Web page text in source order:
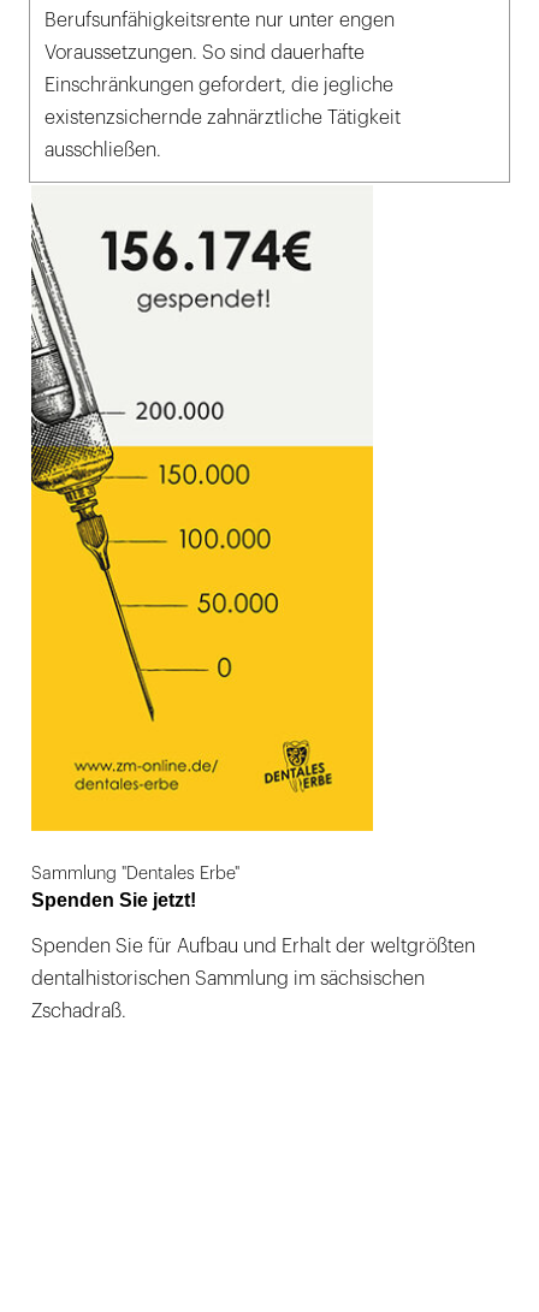
Berufsunfähigkeitsrente nur unter engen
Voraussetzungen. So sind dauerhafte
Einschränkungen gefordert, die jegliche
existenzsichernde zahnärztliche Tätigkeit
ausschließen.
Sammlung "Dentales Erbe"
Spenden Sie jetzt!
Spenden Sie für Aufbau und Erhalt der weltgrößten
dentalhistorischen Sammlung im sächsischen
Zschadraß.